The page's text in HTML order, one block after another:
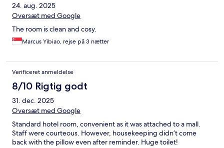
24. aug. 2025
Oversæt med Google
The room is clean and cosy.
Marcus Yibiao, rejse på 3 nætter
Verificeret anmeldelse
8/10 Rigtig godt
31. dec. 2025
Oversæt med Google
Standard hotel room, convenient as it was attached to a mall.
Staff were courteous. However, housekeeping didn’t come
back with the pillow even after reminder. Huge toilet!